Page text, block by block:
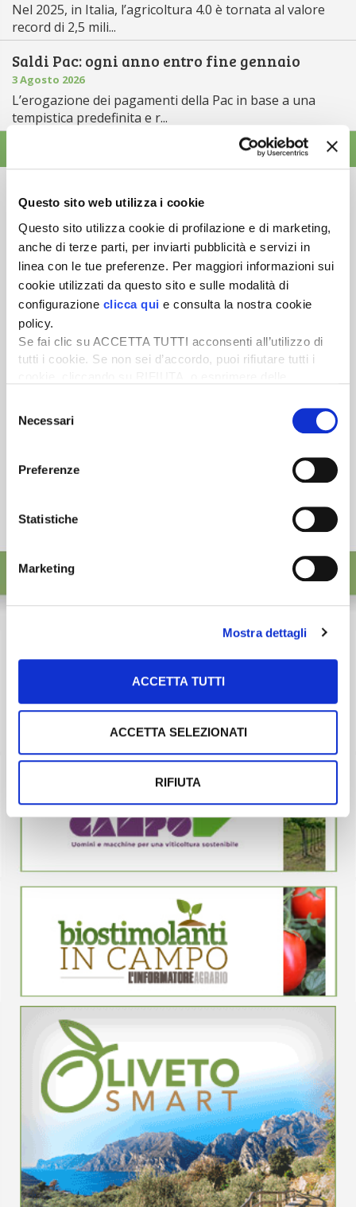
Questo sito web utilizza i cookie
Questo sito utilizza cookie di profilazione e di marketing,
anche di terze parti, per inviarti pubblicità e servizi in
linea con le tue preferenze. Per maggiori informazioni sui
cookie utilizzati da questo sito e sulle modalità di
configurazione clicca qui e consulta la nostra cookie
policy.
Se fai clic su ACCETTA TUTTI acconsenti all’utilizzo di
tutti i cookie. Se non sei d’accordo, puoi rifiutare tutti i
desideri accettare e cliccando ACCETTA SELEZIONATI.
delNecessari
Preferenze
Statistiche
Marketing
Mostra dettagli
ACCETTA TUTTI
ACCETTA SELEZIONATI
RIFIUTA
Nel 2025, in Italia, l’agricoltura 4.0 è tornata al valore
record di 2,5 mili...
Saldi Pac: ogni anno entro fine gennaio
3 Agosto 2026
L’erogazione dei pagamenti della Pac in base a una
tempistica predefinita e r...
Newsletter
Scopri un servizio d'informazione di alta qualità. Tagliato sulle tue
esigenze.